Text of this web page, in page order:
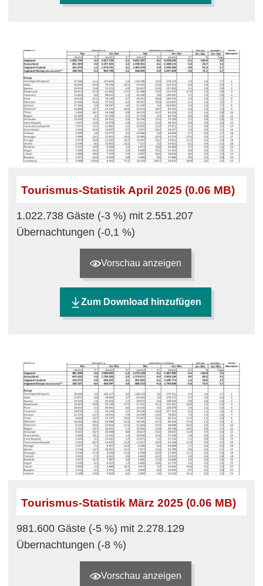
Tourismus-Statistik April 2025 (0.06 MB)
1.022.738 Gäste (-3 %) mit 2.551.207
Übernachtungen (-0,1 %)
Vorschau anzeigen
Zum Download hinzufügen
Tourismus-Statistik März 2025 (0.06 MB)
981.600 Gäste (-5 %) mit 2.278.129
Übernachtungen (-8 %)
Vorschau anzeigen